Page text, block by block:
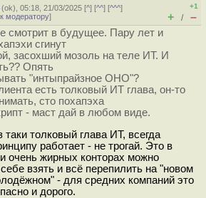
(ok), 05:18, 21/03/2025 [^] [^^] [^^^]
к модератору]
+1
+ / –
смотрит в будущее. Пару лет и
сгинут
засохший мозоль на теле ИТ. И
Опять
"интыпрайзное ОНО"?
есть толковый ИТ глава, он-то
сто похапэха
- маст дай в любом виде.
таки толковый глава ИТ, всегда
работает - не трогай. Это в
очень жирных конторах можно
взять и всё перепилить на "новом
- для средних компаний это
и дорого.